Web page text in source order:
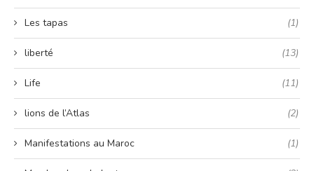
Les tapas (1)
liberté (13)
Life (11)
lions de l’Atlas (2)
Manifestations au Maroc (1)